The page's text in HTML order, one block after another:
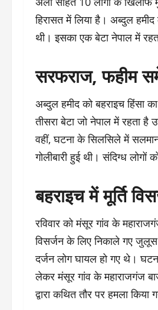
हिरासत में लिया है। अब्दुल
थी। इसका एक बेटा नेपाल में
सरफराज, फहीम
अब्दुल हमीद को बहराइच हिंसा
तीसरा बेटा जो नेपाल में रहता है
वहीं, घटना के सिलसिले में
गोलीबारी हुई थी। संदिग्ध लोगों
बहराइच में मूर्ति
रविवार को मंसूर गांव के
विसर्जन के लिए निकाले गए जुलूस
दर्जन लोग घायल हो गए थे।
लेकर मंसूर गांव के महाराजगंज
द्वारा कथित तौर पर हमला किया